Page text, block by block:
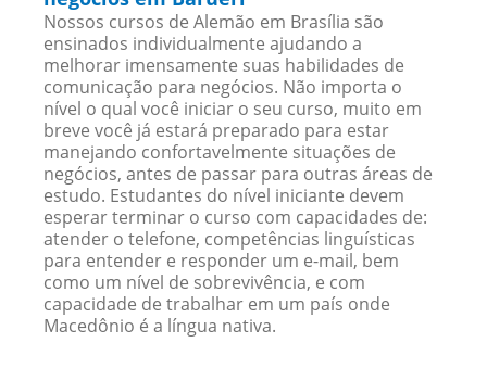
Nossos cursos de Alemão em Brasília são
ensinados individualmente ajudando a
melhorar imensamente suas habilidades de
comunicação para negócios. Não importa o
nível o qual você iniciar o seu curso, muito em
breve você já estará preparado para estar
manejando confortavelmente situações de
negócios, antes de passar para outras áreas de
estudo. Estudantes do nível iniciante devem
esperar terminar o curso com capacidades de:
atender o telefone, competências linguísticas
para entender e responder um e-mail, bem
como um nível de sobrevivência, e com
capacidade de trabalhar em um país onde
Macedônio é a língua nativa.